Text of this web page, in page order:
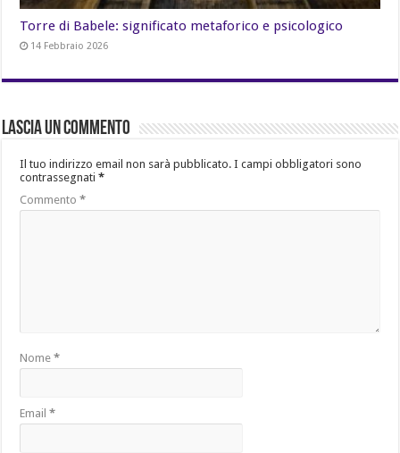
Torre di Babele: significato metaforico e psicologico
14 Febbraio 2026
Lascia un commento
Il tuo indirizzo email non sarà pubblicato. I campi obbligatori sono
contrassegnati*
Commento*
Nome*
Email*